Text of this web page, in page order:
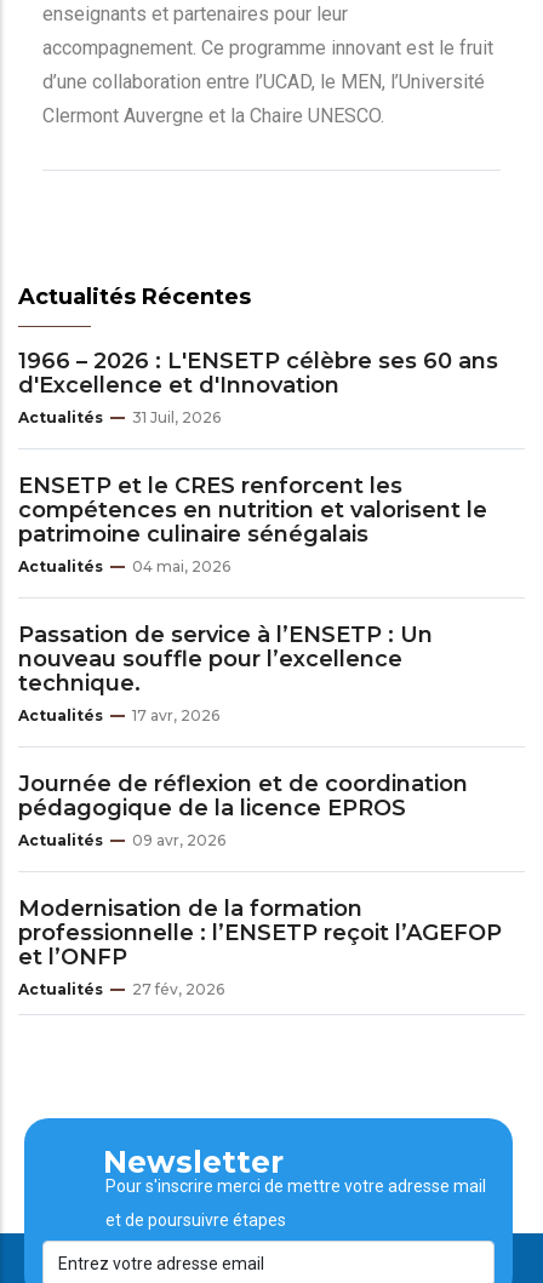
enseignants et partenaires pour leur
accompagnement. Ce programme innovant est le fruit
d’une collaboration entre l’UCAD, le MEN, l’Université
Clermont Auvergne et la Chaire UNESCO.
Actualités Récentes
1966 – 2026 : L'ENSETP célèbre ses 60 ans
d'Excellence et d'Innovation
Actualités 31 Juil, 2026
ENSETP et le CRES renforcent les
compétences en nutrition et valorisent le
patrimoine culinaire sénégalais
Actualités 04 mai, 2026
Passation de service à l’ENSETP : Un
nouveau souffle pour l’excellence
technique.
Actualités 17 avr, 2026
Journée de réflexion et de coordination
pédagogique de la licence EPROS
Actualités 09 avr, 2026
Modernisation de la formation
professionnelle : l’ENSETP reçoit l’AGEFOP
et l’ONFP
Actualités 27 fév, 2026
Newsletter
Pour s'inscrire merci de mettre votre adresse mail
et de poursuivre étapes